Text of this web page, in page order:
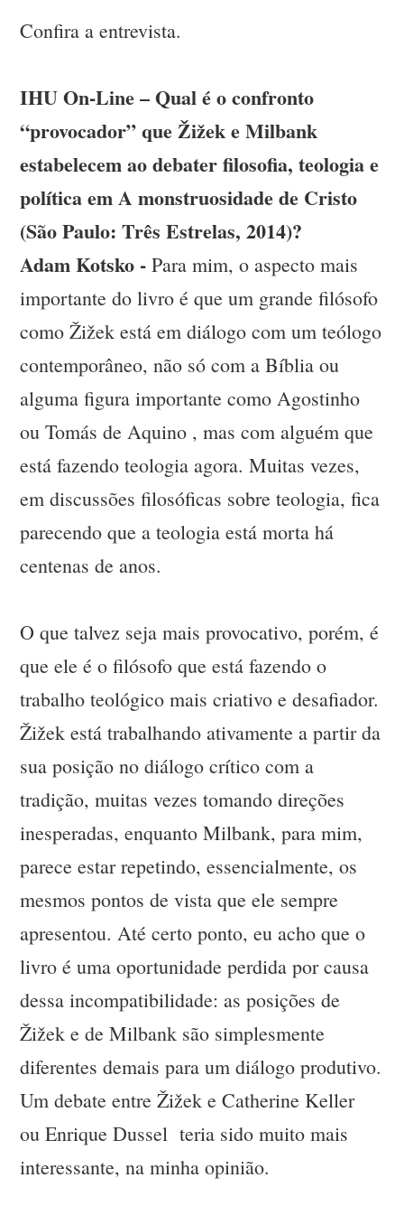
Confira a entrevista.
IHU On-Line – Qual é o confronto
“provocador” que Žižek e Milbank
estabelecem ao debater filosofia, teologia e
política em A monstruosidade de Cristo
(São Paulo: Três Estrelas, 2014)?
Adam Kotsko -Para mim, o aspecto mais
importante do livro é que um grande filósofo
como Žižek está em diálogo com um teólogo
contemporâneo, não só com a Bíblia ou
alguma figura importante como Agostinho
ou Tomás de Aquino , mas com alguém que
está fazendo teologia agora. Muitas vezes,
em discussões filosóficas sobre teologia, fica
parecendo que a teologia está morta há
centenas de anos.
O que talvez seja mais provocativo, porém, é
que ele é o filósofo que está fazendo o
trabalho teológico mais criativo e desafiador.
Žižek está trabalhando ativamente a partir da
sua posição no diálogo crítico com a
tradição, muitas vezes tomando direções
inesperadas, enquanto Milbank, para mim,
parece estar repetindo, essencialmente, os
mesmos pontos de vista que ele sempre
apresentou. Até certo ponto, eu acho que o
livro é uma oportunidade perdida por causa
dessa incompatibilidade: as posições de
Žižek e de Milbank são simplesmente
diferentes demais para um diálogo produtivo.
Um debate entre Žižek e Catherine Keller
ou Enrique Dussel teria sido muito mais
interessante, na minha opinião.